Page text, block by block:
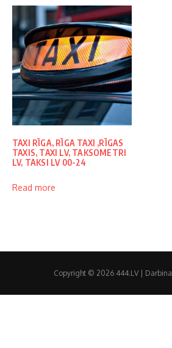
TAXI RĪGA, RĪGA TAXI ,RĪGAS
TAXIS, TAXI LV, TAKSOMETRI
LV, TAKSI LV 00-24
Read more
Copyright © 2026 444.LV | Darbina